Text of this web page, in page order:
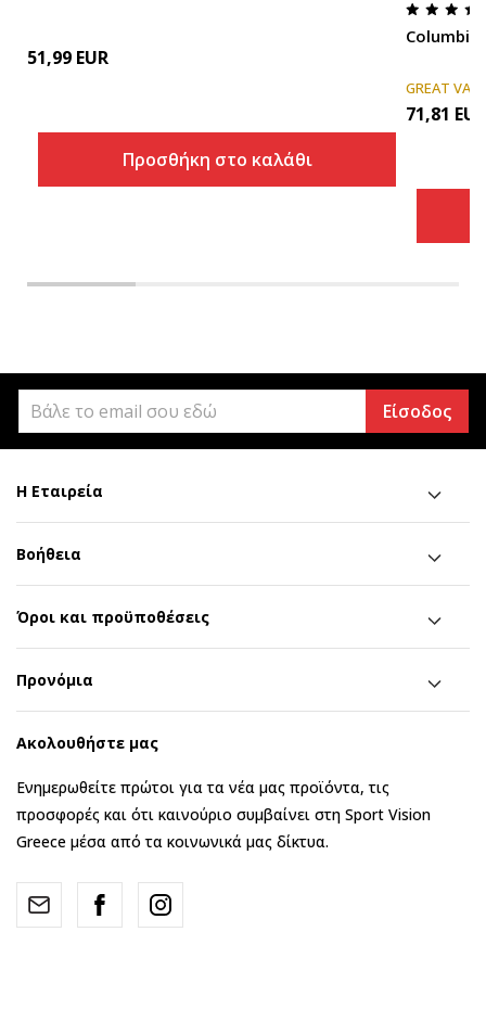
51,99 EUR
Προσθήκη στο καλάθι
GREAT
71,81 EUR
Είσοδος
Η Εταιρεία
Βοήθεια
Όροι και προϋποθέσεις
Προνόμια
Ακολουθήστε μας
Ενημερωθείτε πρώτοι για τα νέα μας προϊόντα, τις
προσφορές και ότι καινούριο συμβαίνει στη Sport Vision
Greece μέσα από τα κοινωνικά μας δίκτυα.